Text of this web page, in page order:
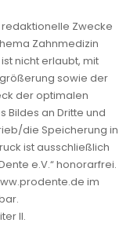
redaktionelle Zwecke
Zahnmedizin
nicht erlaubt, mit
sowie der
der optimalen
Bildes an Dritte und
die Speicherung in
ist ausschließlich
e.V.“ honorarfrei.
im
II.